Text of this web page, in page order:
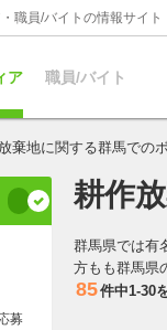
職員/バイトの情報サイト
ア 職員/バイト
棄地に関する群馬での
耕作
群馬県では有
方もも群馬県
85件中1-30
募